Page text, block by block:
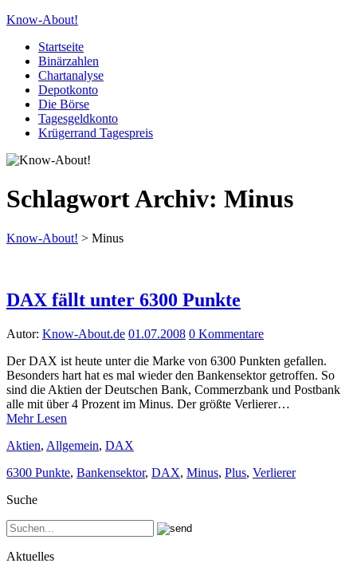
Know-About!
Startseite
Binärzahlen
Chartanalyse
Depotkonto
Die Börse
Tagesgeldkonto
Krügerrand Tagespreis
Schlagwort Archiv: Minus
Know-About! > Minus
DAX fällt unter 6300 Punkte
Autor: Know-About.de 01.07.2008 0 Kommentare
Der DAX ist heute unter die Marke von 6300 Punkten gefallen.
Besonders hart hat es mal wieder den Bankensektor getroffen. So
sind die Aktien der Deutschen Bank, Commerzbank und Postbank
alle mit über 4 Prozent im Minus. Der größte Verlierer…
Mehr Lesen
Aktien, Allgemein, DAX
6300 Punkte, Bankensektor, DAX, Minus, Plus, Verlierer
Suche
Aktuelles